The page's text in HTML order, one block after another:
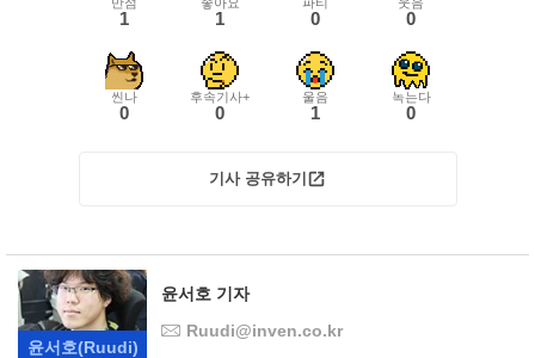
1 1 0 0
씬나
0
후속기사+
0
울음
1
녹는다
0
기사 공유하기
윤서호(Ruudi)
윤서호 기자
Ruudi@inven.co.kr